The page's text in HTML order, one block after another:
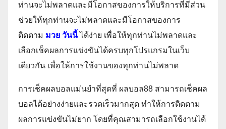
ท่านจะไม่พลาดและมีโอกาสของการให้บริการที่มีส่วน
ช่วยให้ทุกท่านจะไม่พลาดและมีโอกาสของการ
ติดตาม มวย วันนี้ ได้ง่าย เพื่อให้ทุกท่านไม่พลาดและ
เลือกเช็คผลการแข่งขันได้ครบทุกโปรแกรมในเว็บ
เดียวกัน เพื่อให้การใช้งานของทุกท่านไม่พลาด
การเช็คผลบอลแม่นยำที่สุดที่ ผลบอล88 สามารถเช็คผล
บอลได้อย่างง่ายและรวดเร็วมากสุด ทำให้การติดตาม
ผลการแข่งขันไม่ยาก โดยที่คุณสามารถเลือกใช้งานได้